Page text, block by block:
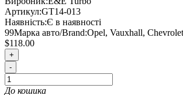
Артикул:GT14-013
Наявність:Є в наявності
99Марка авто/Brand:Opel, Vauxhall, Chevrolet
$118.00
+
-
До кошика